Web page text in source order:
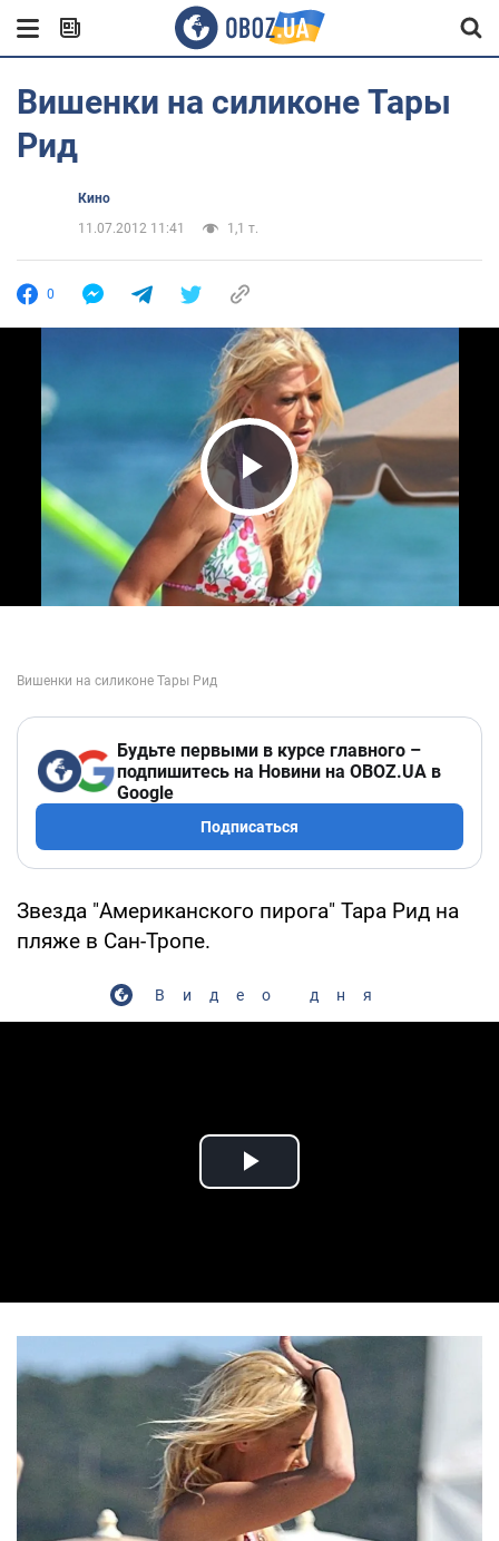
Вишенки на силиконе Тары
Рид
Кино
11.07.2012 11:41
1,1 т.
0
Play Video
Будьте первыми в курсе главного –
подпишитесь на Новини на OBOZ.UA в
Google
Подписаться
Звезда "Американского пирога" Тара Рид на
пляже в Сан-Тропе.
Видео дня
Play Video